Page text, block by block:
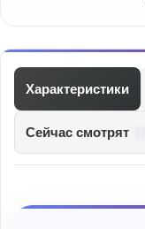
Характеристики
Сейчас смотрят